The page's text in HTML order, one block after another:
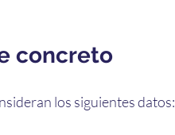
concreto
los siguientes datos: